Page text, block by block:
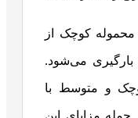
کوچک از
می‌شود.
و متوسط با